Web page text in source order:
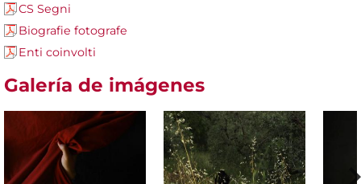
CS Segni
Biografie fotografe
Enti coinvolti
Galería de imágenes